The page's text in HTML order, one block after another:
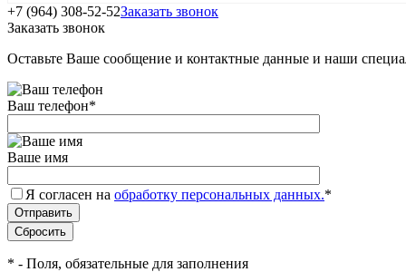
+7 (964) 308-52-52Заказать звонок
Заказать звонок
Оставьте Ваше сообщение и контактные данные и наши
Ваш телефон*
Ваше имя
Я согласен на обработку персональных данных.*
* - Поля, обязательные для заполнения